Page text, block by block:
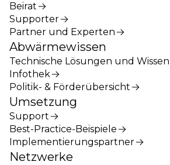
Beirat
Supporter
Partner und Experten
Abwärmewissen
Technische Lösungen und Wissen
Infothek
Politik- & Förderübersicht
Umsetzung
Support
Best-Practice-Beispiele
Implementierungspartner
Netzwerke